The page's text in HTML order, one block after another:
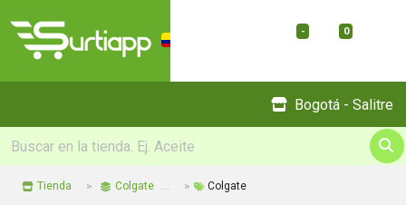
- 0
Bogotá - Salitre
Tienda Colgate Colgate